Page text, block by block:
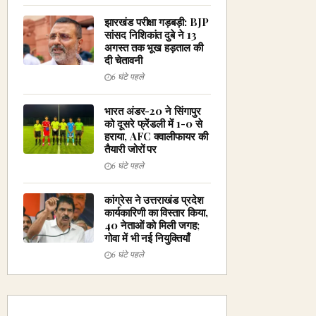
झारखंड परीक्षा गड़बड़ी: BJP
सांसद निशिकांत दुबे ने 13
अगस्त तक भूख हड़ताल की
दी चेतावनी
6 घंटे पहले
भारत अंडर-20 ने सिंगापुर
को दूसरे फ्रेंडली में 1-0 से
हराया, AFC क्वालीफायर की
तैयारी जोरों पर
6 घंटे पहले
कांग्रेस ने उत्तराखंड प्रदेश
कार्यकारिणी का विस्तार किया,
40 नेताओं को मिली जगह;
गोवा में भी नई नियुक्तियाँ
6 घंटे पहले